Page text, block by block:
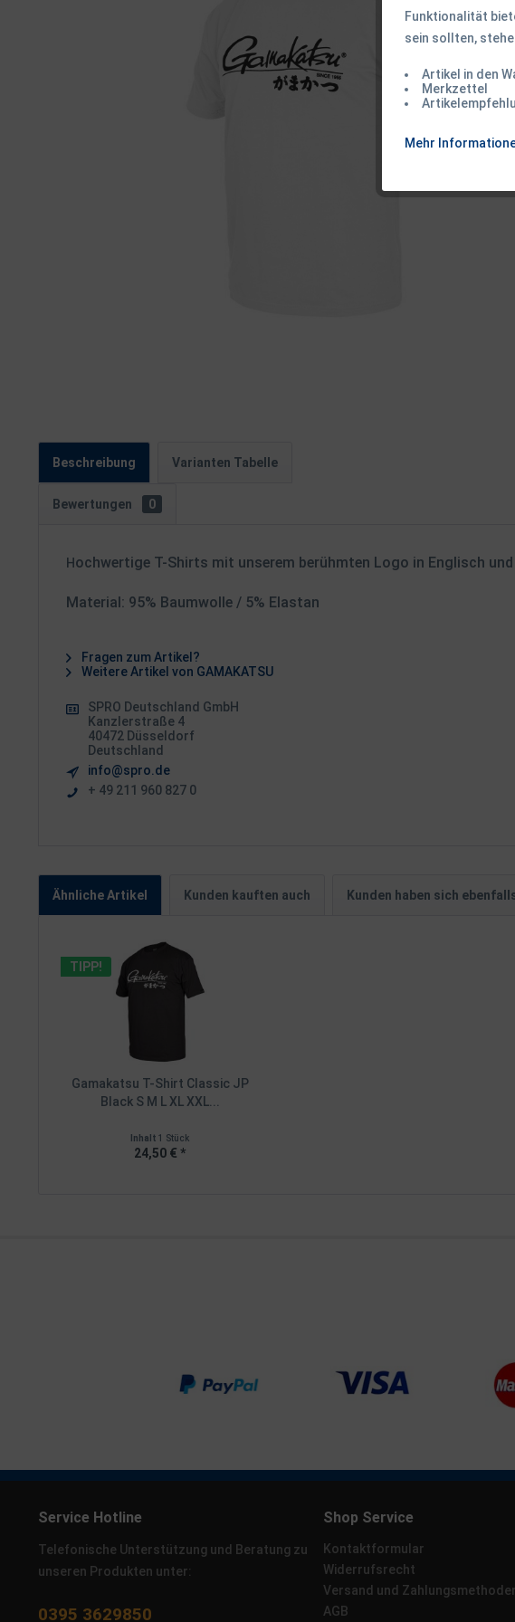
Beschreibung Varianten Tabelle
Bewertungen 0
H ochwertige T-Shirts mit unserem berühmten Logo in Englisch
Material: 95% Baumwolle / 5% Elastan
Fragen zum Artikel?
Weitere Artikel von GAMAKATSU
SPRO Deutschland GmbH
Kanzlerstraße 4
40472 Düsseldorf
Deutschland
info@spro.de
+ 49 211 960 827 0
Ähnliche Artikel Kunden kauften auch Kunden haben sich
TIPP!
Gamakatsu T-Shirt Classic JP
Black S M L XL XXL...
Inhalt1 Stück
24,50 € *
Service Hotline
Telefonische Unterstützung und Beratung zu
unseren Produkten unter:
0395 3629850
Shop Service
Kontaktformular
Widerrufsrecht
Versand und
AGB
Funktionalität
sein sollten,
Artikel in den
Merkzettel
Mehr